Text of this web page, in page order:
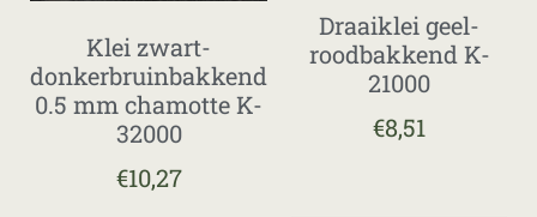
Klei zwart-
donkerbruinbakkend
0.5 mm chamotte K-
32000
€10,27
Draaiklei geel-
roodbakkend K-
21000
€8,51